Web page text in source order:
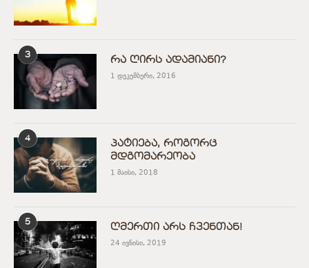
3
რა ღირს ადამიანი?
1 დეკემბერი, 2016
4
პატიება, როგორც
მდგომარეობა
1 მაისი, 2018
5
ღმერთი არს ჩვენთან!
24 ივნისი, 2019